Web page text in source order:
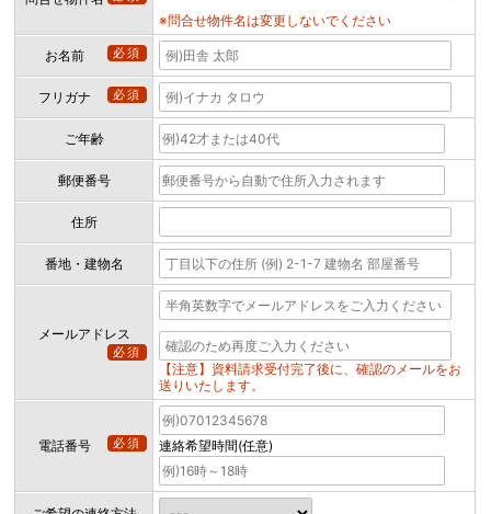
※問合せ物件名は変更しないでください
お名前 必須
フリガナ 必須
ご年齢
郵便番号
住所
番地・建物名
メールアドレス
必須
【注意】資料請求受付完了後に、確認のメールをお
送りいたします。
電話番号 必須 連絡希望時間(任意)